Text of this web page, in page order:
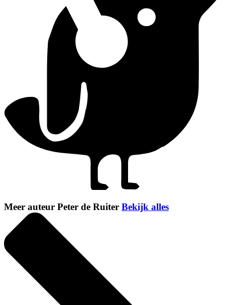
Meer auteur Peter de Ruiter Bekijk alles